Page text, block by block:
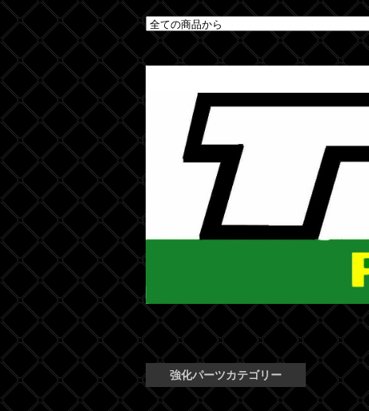
強化パーツカテゴリー